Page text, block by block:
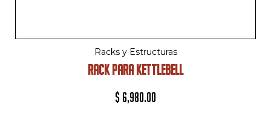
Racks y Estructuras
RACK PARA KETTLEBELL
$ 6,980.00